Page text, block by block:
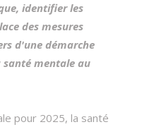
identifier les
des mesures
d'une démarche
mentale au
pour 2025, la santé